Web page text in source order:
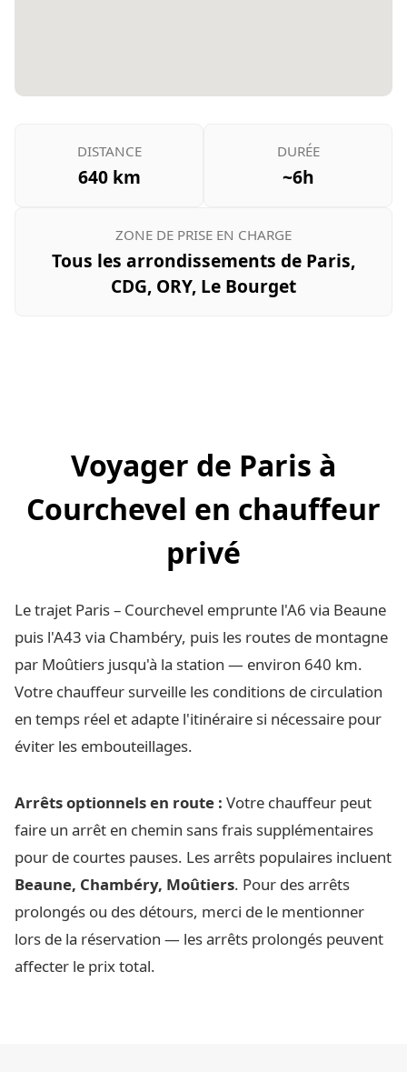
DISTANCE
640 km
DURÉE
~6h
ZONE DE PRISE EN CHARGE
Tous les arrondissements de Paris,
CDG, ORY, Le Bourget
Voyager de Paris à
Courchevel en chauffeur
privé
Le trajet Paris – Courchevel emprunte l'A6 via Beaune
puis l'A43 via Chambéry, puis les routes de montagne
par Moûtiers jusqu'à la station — environ 640 km.
Votre chauffeur surveille les conditions de circulation
en temps réel et adapte l'itinéraire si nécessaire pour
éviter les embouteillages.
Arrêts optionnels en route : Votre chauffeur peut
faire un arrêt en chemin sans frais supplémentaires
pour de courtes pauses. Les arrêts populaires incluent
Beaune, Chambéry, Moûtiers. Pour des arrêts
prolongés ou des détours, merci de le mentionner
lors de la réservation — les arrêts prolongés peuvent
affecter le prix total.